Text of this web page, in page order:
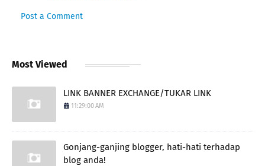
Post a Comment
Most Viewed
LINK BANNER EXCHANGE/TUKAR LINK
11:29:00 AM
Gonjang-ganjing blogger, hati-hati terhadap
blog anda!